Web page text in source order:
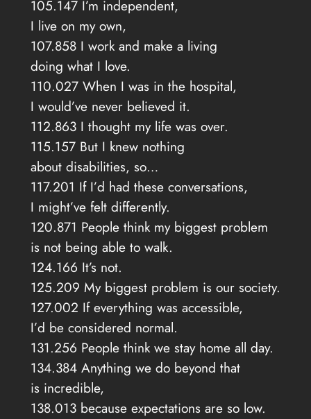
105.147 I’m independent,
I live on my own,
107.858 I work and make a living
doing what I love.
110.027 When I was in the hospital,
I would’ve never believed it.
112.863 I thought my life was over.
115.157 But I knew nothing
about disabilities, so…
117.201 If I’d had these conversations,
I might’ve felt differently.
120.871 People think my biggest problem
is not being able to walk.
124.166 It’s not.
125.209 My biggest problem is our society.
127.002 If everything was accessible,
I’d be considered normal.
131.256 People think we stay home all day.
134.384 Anything we do beyond that
is incredible,
138.013 because expectations are so low.